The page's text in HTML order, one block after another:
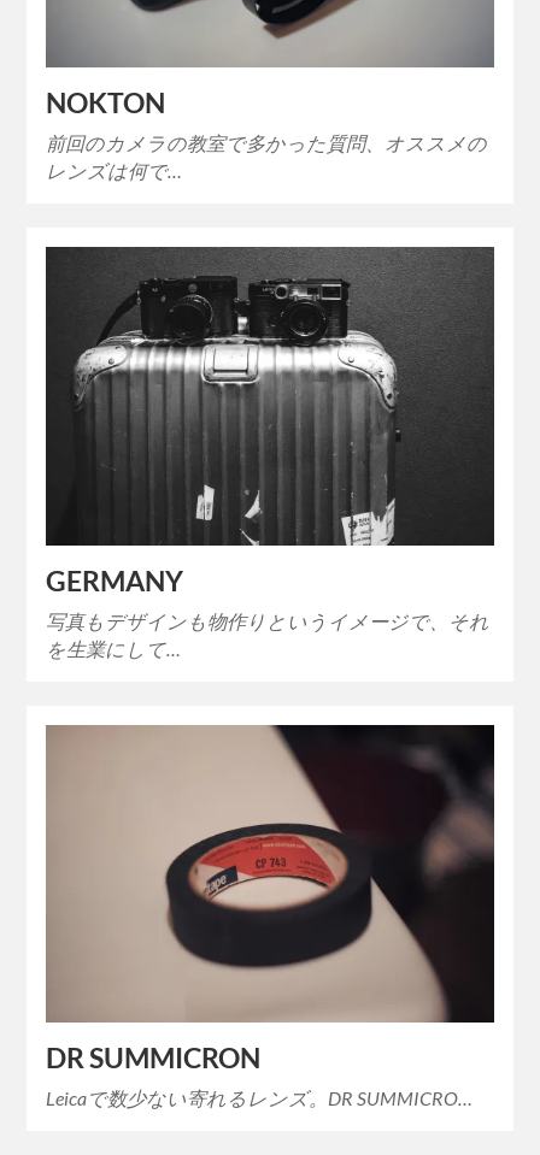
NOKTON
前回のカメラの教室で多かった質問、オススメの
レンズは何で…
GERMANY
写真もデザインも物作りというイメージで、それ
を生業にして…
DR SUMMICRON
Leicaで数少ない寄れるレンズ。DR SUMMICRO…